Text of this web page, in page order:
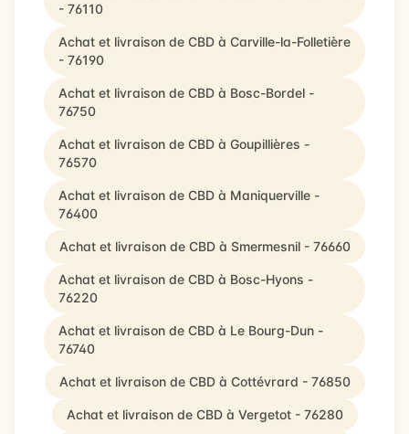
- 76110
Achat et livraison de CBD à Carville-la-Folletière
- 76190
Achat et livraison de CBD à Bosc-Bordel -
76750
Achat et livraison de CBD à Goupillières -
76570
Achat et livraison de CBD à Maniquerville -
76400
Achat et livraison de CBD à Smermesnil - 76660
Achat et livraison de CBD à Bosc-Hyons -
76220
Achat et livraison de CBD à Le Bourg-Dun -
76740
Achat et livraison de CBD à Cottévrard - 76850
Achat et livraison de CBD à Vergetot - 76280